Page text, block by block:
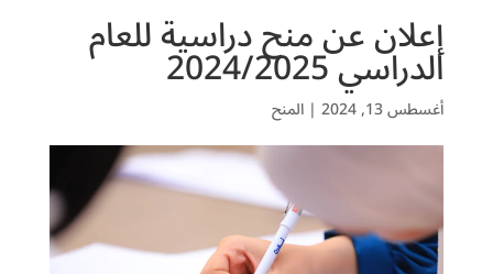
إعلان عن منح دراسية للعام
الدراسي 2024/2025
أغسطس 13, 2024 | المنح